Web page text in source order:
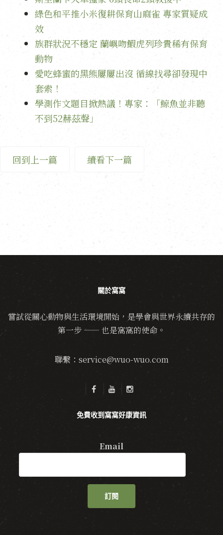
綠色和平推小米復耕保育山麻雀 專家質疑成
效
族群狀況不穩定 蘭嶼吻鰕虎列珍貴稀有保育
動物
愛吃蜂蜜的黑熊屢屢出沒 循線找尋卻發現中
套索！
學測作文題目掀熱議！專家：「鯨魚並非聽
不到52赫茲聲」
回到上一篇 續看下一篇
關於窩窩
嘗試從關心動物與生活環境開始，是學會與世界永續共存的
第一步 —— 也是窩窩的使命。
聯繫：service@wuo-wuo.com
免費收到窩窩好康資訊
Email
訂閱